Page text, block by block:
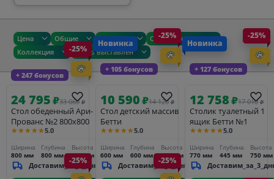
Цена Общие Размеры
Сроки доставки
Коллекция
Товар выставлен
+ 247 бонусов
-25%
24 795₽33 060 ₽
Стол обеденный Ари-
Прованс №2 800х800
★★★★★5.0
Ширина
800 мм
Глубина
800 мм
Высота
750 мм
Доставим_за_3_дня
+ 105 бонусов
Новинка
-25%
10 590₽14 120 ₽
Стол детский массив
Бетти
★★★★★5.0
Ширина
600 мм
Глубина
600 мм
Высота
560 мм
Доставим_за_3_дня
+ 127 бонусов
Новинка
-25%
12 758₽17 010 ₽
Столик туалетный 1
ящик Бетти №1
★★★★★5.0
Ширина
770 мм
Глубина
445 мм
Высота
750 мм
-25% -25%